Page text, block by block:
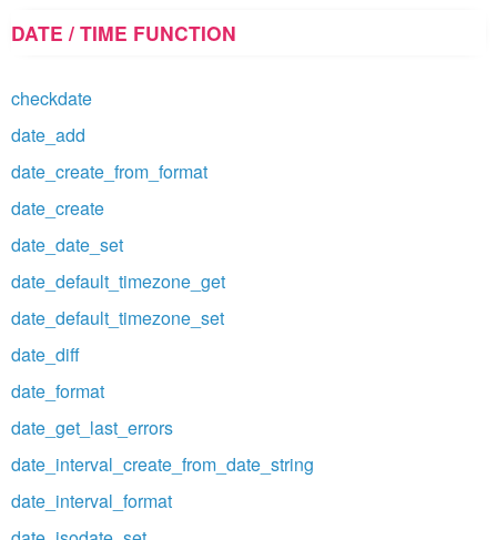
DATE / TIME FUNCTION
checkdate
date_add
date_create_from_format
date_create
date_date_set
date_default_timezone_get
date_default_timezone_set
date_diff
date_format
date_get_last_errors
date_interval_create_from_date_string
date_interval_format